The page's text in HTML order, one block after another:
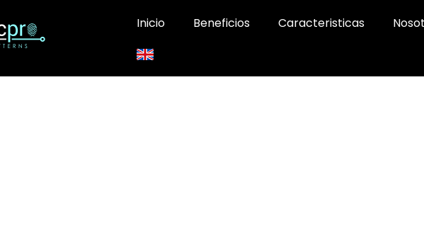
Inicio Beneficios Caracteristicas